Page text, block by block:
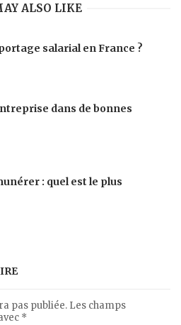
ALSO LIKE
salarial en France ?
dans de bonnes
: quel est le plus
pas publiée. Les champs
*